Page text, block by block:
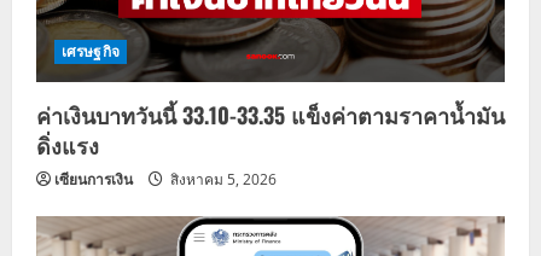
เศรษฐกิจ
ค่าเงินบาทวันนี้ 33.10-33.35 แข็งค่าตามราคาน้ำมัน
ดิ่งแรง
เซียนการเงิน สิงหาคม 5, 2026